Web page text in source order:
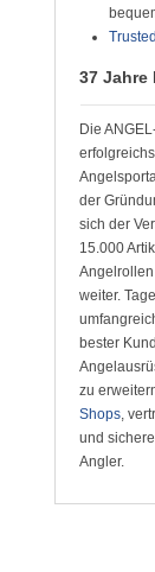
37 Jahre
Die
der
sich der
15.000
weiter.
bester
zu
Shops,
und
Angler.